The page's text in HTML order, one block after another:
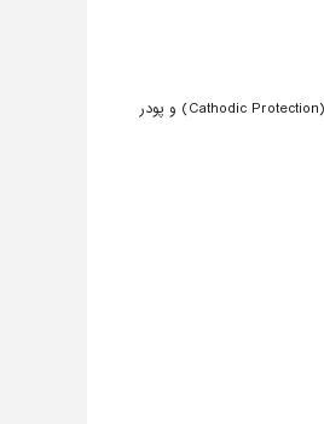
طراحی، تولید، اجرا سیستم های اتصال زمین (ارتینگ - Earthing)، صاعقه گیر (لایتنینگ - Lightning)، حفاظت کاتدی (Cathodic Protection) و پودر